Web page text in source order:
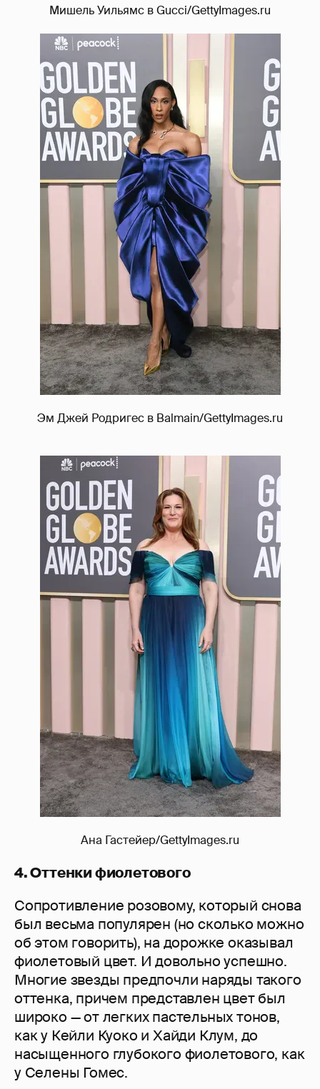
Мишель Уильямс в Gucci/GettyImages.ru
Эм Джей Родригес в Balmain/GettyImages.ru
Ана Гастейер/GettyImages.ru
4. Оттенки фиолетового
Сопротивление розовому, который снова
был весьма популярен (но сколько можно
об этом говорить), на дорожке оказывал
фиолетовый цвет. И довольно успешно.
Многие звезды предпочли наряды такого
оттенка, причем представлен цвет был
широко — от легких пастельных тонов,
как у Кейли Куоко и Хайди Клум, до
насыщенного глубокого фиолетового, как
у Селены Гомес.